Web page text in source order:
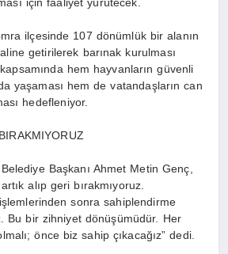
için faaliyet yürütecek.
ilçesinde 107 dönümlük bir alanın
getirilerek barınak kurulması
hem hayvanların güvenli
yaşaması hem de vatandaşların can
hedefleniyor.
Başkanı Ahmet Metin Genç,
alıp geri bırakmıyoruz.
işlemlerinden sonra sahiplendirme
Bu bir zihniyet dönüşümüdür. Her
önce biz sahip çıkacağız” dedi.